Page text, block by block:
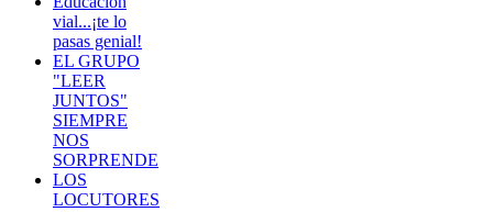
vial...¡te lo
pasas genial!
EL GRUPO
"LEER
JUNTOS"
SIEMPRE
NOS
SORPRENDE
LOS
LOCUTORES